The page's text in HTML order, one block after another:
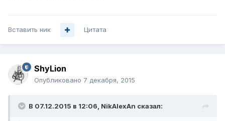
Вставить ник Цитата
ShyLion
Опубликовано 7 декабря, 2015
В 07.12.2015 в 12:06, NikAlexAn сказал: